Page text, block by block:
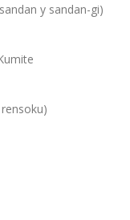
y sandan-gi)